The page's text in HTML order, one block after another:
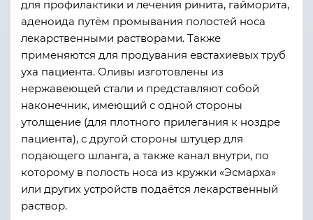
для профилактики и лечения ринита, гайморита,
аденоида путём промывания полостей носа
лекарственными растворами. Также
применяются для продувания евстахиевых труб
уха пациента. Оливы изготовлены из
нержавеющей стали и представляют собой
наконечник, имеющий с одной стороны
утолщение (для плотного прилегания к ноздре
пациента), с другой стороны штуцер для
подающего шланга, а также канал внутри, по
которому в полость носа из кружки «Эсмарха»
или других устройств подаётся лекарственный
раствор.